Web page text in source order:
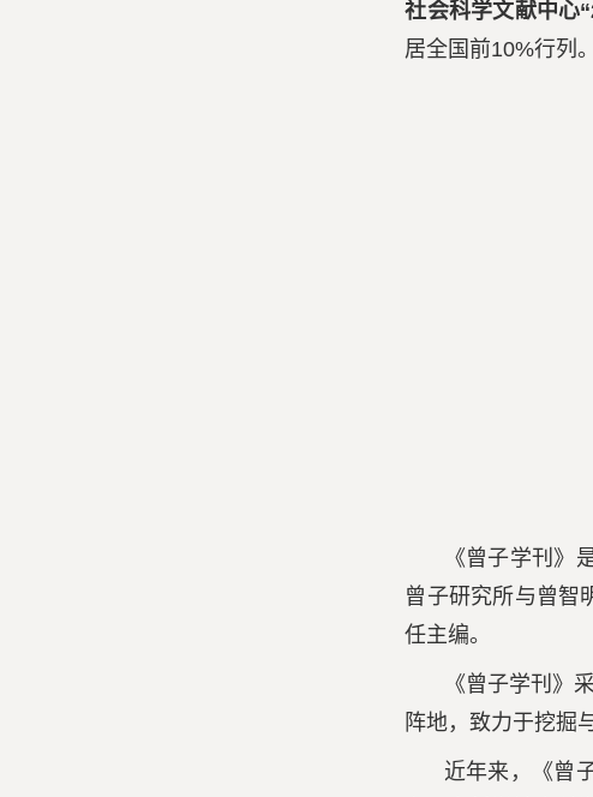
社会科学文献中心
居全国前10%行列。
《曾子学刊》
曾子研究所与曾智
任主编。
《曾子学刊》
阵地，致力于挖掘
近年来，《曾